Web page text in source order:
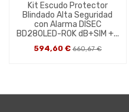
Kit Escudo Protector
Blindado Alta Seguridad
con Alarma DISEC
BD280LED-ROK dB+SIM +...
594,60 € 660,67 €